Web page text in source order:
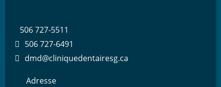
506 727-5511
506 727-6491
dmd@cliniquedentairesg.ca
Adresse